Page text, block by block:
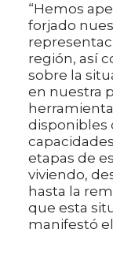
“Hemos
forjado
región, así
sobre la
en nuestra
disponibles
etapas de
viviendo,
hasta la
que esta
manifestó